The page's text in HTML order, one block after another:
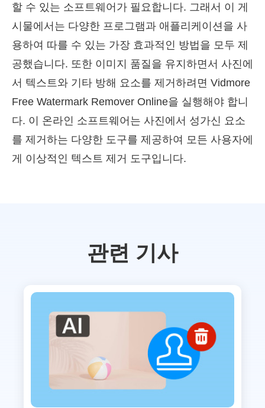
할 수 있는 소프트웨어가 필요합니다. 그래서 이 게
시물에서는 다양한 프로그램과 애플리케이션을 사
용하여 따를 수 있는 가장 효과적인 방법을 모두 제
공했습니다. 또한 이미지 품질을 유지하면서 사진에
서 텍스트와 기타 방해 요소를 제거하려면 Vidmore
Free Watermark Remover Online을 실행해야 합니
다. 이 온라인 소프트웨어는 사진에서 성가신 요소
를 제거하는 다양한 도구를 제공하여 모든 사용자에
게 이상적인 텍스트 제거 도구입니다.
관련 기사